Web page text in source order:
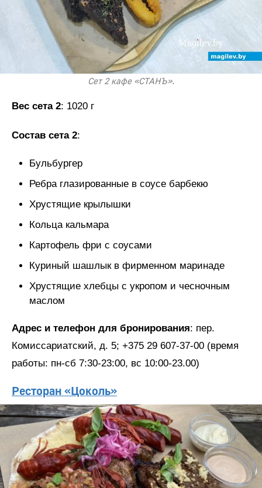
Сет 2 кафе «СТАНЪ».
Вес сета 2: 1020 г
Состав сета 2:
Бульбургер
Ребра глазированные в соусе барбекю
Хрустящие крылышки
Кольца кальмара
Картофель фри с соусами
Куриный шашлык в фирменном маринаде
Хрустящие хлебцы с укропом и чесночным
маслом
Адрес и телефон для бронирования: пер.
Комиссариатский, д. 5; +375 29 607-37-00 (время
работы: пн-сб 7:30-23:00, вс 10:00-23.00)
Ресторан «Цоколь»